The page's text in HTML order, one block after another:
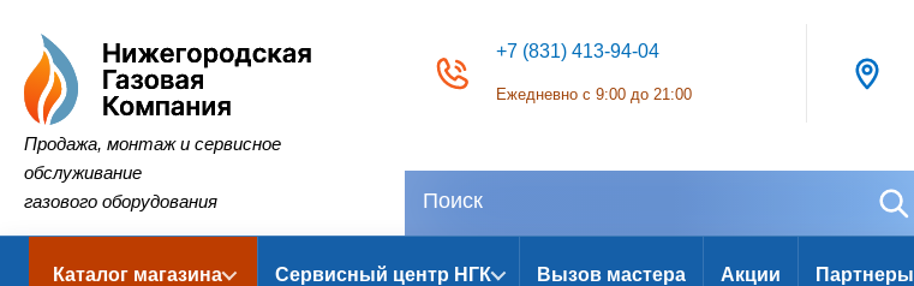
Нижегородская Газовая Компания
Продажа, монтаж и сервисное
обслуживание
газового оборудования
+7 (831) 413-94-04
Ежедневно с 9:00 до 21:00
Каталог магазина Сервисный центр НГК Вызов мастера Акции Партнеры